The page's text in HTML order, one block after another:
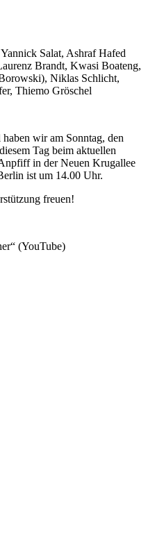
Salat, Ashraf Hafed
Brandt, Kwasi Boateng,
Niklas Schlicht,
Thiemo Gröschel
wir am Sonntag, den
Tag beim aktuellen
in der Neuen Krugallee
ist um 14.00 Uhr.
freuen!
(YouTube)